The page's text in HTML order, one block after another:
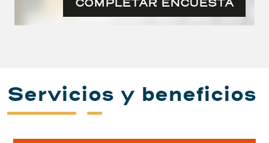
Servicios y beneficios